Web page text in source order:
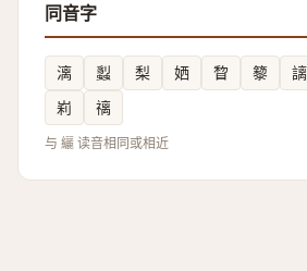
同音字
漓 蠫 梨 㛉 睝 䉫 謧
峲
䄜
与 纚 读音相同或相近